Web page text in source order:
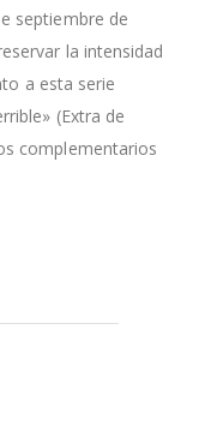
septiembre de
la intensidad
a esta serie
(Extra de
complementarios